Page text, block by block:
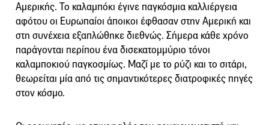
Αμερικής. Το καλαμπόκι έγινε παγκόσμια καλλιέργεια
αφότου οι Ευρωπαίοι άποικοι έφθασαν στην Αμερική και
στη συνέχεια εξαπλώθηκε διεθνώς. Σήμερα κάθε χρόνο
παράγονται περίπου ένα δισεκατομμύριο τόνοι
καλαμποκιού παγκοσμίως. Μαζί με το ρύζι και το σιτάρι,
θεωρείται μία από τις σημαντικότερες διατροφικές πηγές
στον κόσμο.